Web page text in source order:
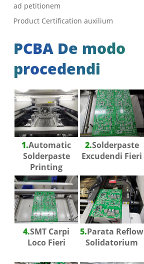
ad petitionem
Product Certification auxilium
PCBA De modo
procedendi
1.Automatic
Solderpaste
Printing
2.Solderpaste
Excudendi Fieri
4.SMT Carpi
Loco Fieri
5.Parata Reflow
Solidatorium